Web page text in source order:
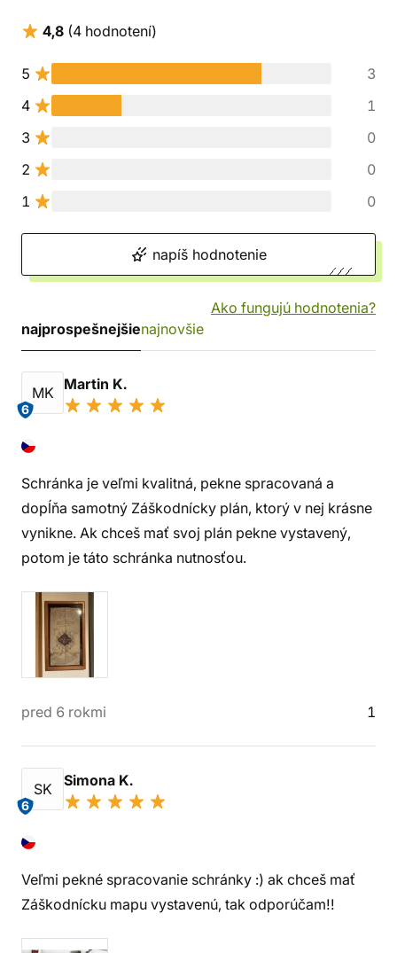
4,8 (4 hodnotení)
5
3
4
1
3
0
2
0
1
0
napíš hodnotenie
Ako fungujú hodnotenia?
najprospešnejšienajnovšie
MK
6
Martin K.
Schránka je veľmi kvalitná, pekne spracovaná a
dopĺňa samotný Záškodnícky plán, ktorý v nej krásne
vynikne. Ak chceš mať svoj plán pekne vystavený,
potom je táto schránka nutnosťou.
pred 6 rokmi 1
SK
6
Simona K.
Veľmi pekné spracovanie schránky :) ak chceš mať
Záškodnícku mapu vystavenú, tak odporúčam!!